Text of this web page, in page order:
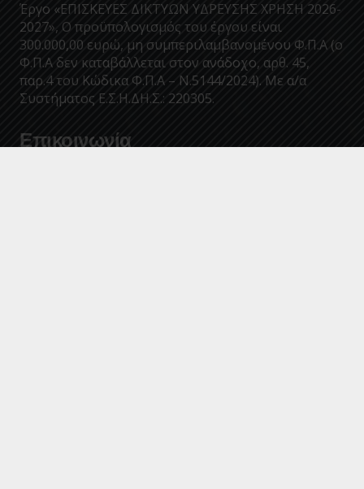
Έργο «ΕΠΙΣΚΕΥΕΣ ΔΙΚΤΥΩΝ ΥΔΡΕΥΣΗΣ ΧΡΗΣΗ 2026-
2027», Ο προϋπολογισμός του έργου είναι
300.000,00 ευρώ, μη συμπεριλαμβανομένου Φ.Π.Α (ο
Φ.Π.Α δεν καταβάλλεται στον ανάδοχο, αρθ. 45,
παρ.4 του Κώδικα Φ.Π.Α – Ν.5144/2024). Με α/α
Συστήματος Ε.Σ.Η.ΔΗ.Σ.: 220305.
Επικοινωνία